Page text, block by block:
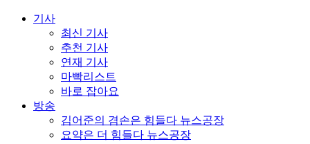
기사
최신 기사
추천 기사
연재 기사
마빡리스트
바로 잡아요
방송
김어준의 겸손은 힘들다 뉴스공장
요약은 더 힘들다 뉴스공장